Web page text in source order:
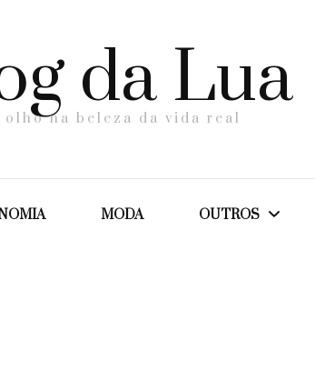
da Lua
olho na beleza da vida real
MODA OUTROS